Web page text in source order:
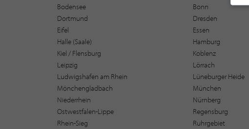
Bodensee
Bonn
Dortmund
Dresden
Eifel
Essen
Halle (Saale)
Hamburg
Kiel / Flensburg
Koblenz
Leipzig
Lörrach
Ludwigshafen am Rhein
Lüneburger Heide
Mönchengladbach
München
Niederrhein
Nürnberg
Ostwestfalen-Lippe
Regensburg
Rhein-Sieg
Ruhrgebiet